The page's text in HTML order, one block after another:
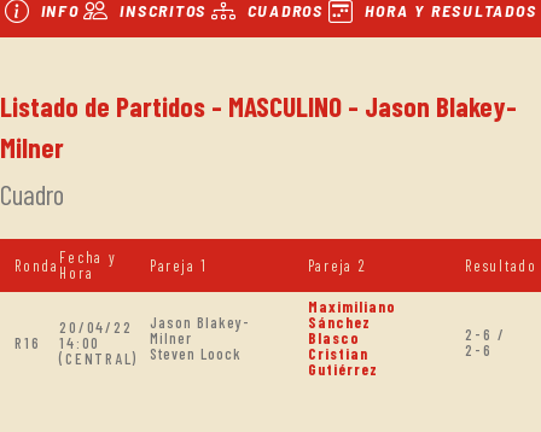
INFO INSCRITOS CUADROS HORA Y RESULTADOS
Listado de Partidos - MASCULINO - Jason Blakey-
Milner
Cuadro
Ronda Fecha y
Hora
Pareja 1 Pareja 2 Resultado
R16
20/04/22
14:00
(CENTRAL)
Jason Blakey-
Milner
Steven Loock
Maximiliano
Sánchez
Blasco
Cristian
Gutiérrez
2-6 /
2-6